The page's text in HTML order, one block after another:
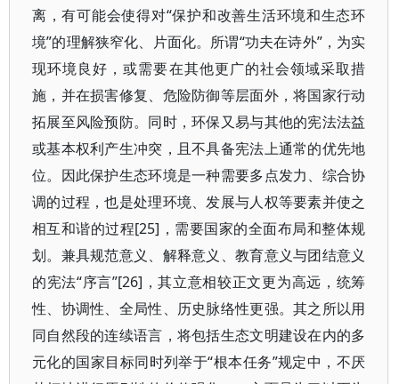
离，有可能会使得对“保护和改善生活环境和生态环
境”的理解狭窄化、片面化。所谓“功夫在诗外”，为实
现环境良好，或需要在其他更广的社会领域采取措
施，并在损害修复、危险防御等层面外，将国家行动
拓展至风险预防。同时，环保又易与其他的宪法法益
或基本权利产生冲突，且不具备宪法上通常的优先地
位。因此保护生态环境是一种需要多点发力、综合协
调的过程，也是处理环境、发展与人权等要素并使之
相互和谐的过程[25]，需要国家的全面布局和整体规
划。兼具规范意义、解释意义、教育意义与团结意义
的宪法“序言”[26]，其立意相较正文更为高远，统筹
性、协调性、全局性、历史脉络性更强。其之所以用
同自然段的连续语言，将包括生态文明建设在内的多
元化的国家目标同时列举于“根本任务”规定中，不厌